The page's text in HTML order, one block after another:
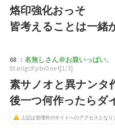
烙印強化おっそ
皆考えることは一緒
68 ： 名無しさん＠お腹いっぱい。
ID:eUgUFptn0.net[1/3]
素サノオと異ナンタ
後一つ何作ったらダ
上記は管理外のサイトへのアクセスとなり